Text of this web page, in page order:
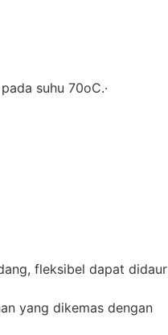
suhu 70oC.·
fleksibel dapat didaur
yang dikemas dengan